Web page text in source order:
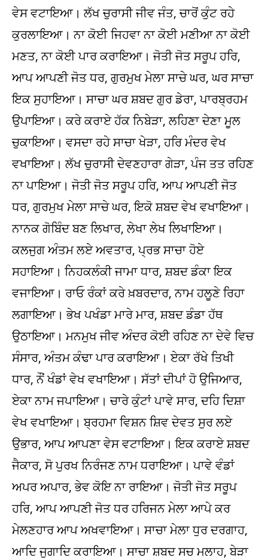
ਵੇਸ ਵਟਾਇਆ। ਲੱਖ ਚੁਰਾਸੀ ਜੀਵ ਜੰਤ, ਚਾਰੋਂ ਕੁੰਟ ਰਹੇ
ਕੁਰਲਾਇਆ। ਨਾ ਕੋਈ ਜਿਹਵਾ ਨਾ ਕੋਈ ਮਣੀਆ ਨਾ ਕੋਈ
ਮਣਤ, ਨਾ ਕੋਈ ਪਾਰ ਕਰਾਇਆ। ਜੋਤੀ ਜੋਤ ਸਰੂਪ ਹਰਿ,
ਆਪ ਆਪਣੀ ਜੋਤ ਧਰ, ਗੁਰਮੁਖ ਮੇਲਾ ਸਾਚੇ ਘਰ, ਘਰ ਸਾਚਾ
ਇਕ ਸੁਹਾਇਆ। ਸਾਚਾ ਘਰ ਸ਼ਬਦ ਗੁਰ ਡੇਰਾ, ਪਾਰਬ੍ਰਹਮ
ਉਪਾਇਆ। ਕਰੇ ਕਰਾਏ ਹੱਕ ਨਿਬੇੜਾ, ਲਹਿਣਾ ਦੇਣਾ ਮੂਲ
ਚੁਕਾਇਆ। ਵਸਦਾ ਰਹੇ ਸਾਚਾ ਖੇੜਾ, ਹਰਿ ਮੰਦਰ ਵੇਖ
ਵਖਾਇਆ। ਲੱਖ ਚੁਰਾਸੀ ਦੇਵਣਹਾਰਾ ਗੇੜਾ, ਪੰਜ ਤਤ ਰਹਿਣ
ਨਾ ਪਾਇਆ। ਜੋਤੀ ਜੋਤ ਸਰੂਪ ਹਰਿ, ਆਪ ਆਪਣੀ ਜੋਤ
ਧਰ, ਗੁਰਮੁਖ ਮੇਲਾ ਸਾਚੇ ਘਰ, ਇਕੋ ਸ਼ਬਦ ਵੇਖ ਵਖਾਇਆ।
ਨਾਨਕ ਗੋਬਿੰਦ ਬਣ ਲਿਖਾਰ, ਲੇਖਾ ਲੇਖ ਲਿਖਾਇਆ।
ਕਲਜੁਗ ਅੰਤਮ ਲਏ ਅਵਤਾਰ, ਪ੍ਰਭ ਸਾਚਾ ਹੋਏ
ਸਹਾਇਆ। ਨਿਹਕਲੰਕੀ ਜਾਮਾ ਧਾਰ, ਸ਼ਬਦ ਡੰਕਾ ਇਕ
ਵਜਾਇਆ। ਰਾਓ ਰੰਕਾਂ ਕਰੇ ਖ਼ਬਰਦਾਰ, ਨਾਮ ਹਲੂਣੇ ਰਿਹਾ
ਲਗਾਇਆ। ਭੇਖ ਪਖੰਡਾ ਮਾਰੇ ਮਾਰ, ਸ਼ਬਦ ਡੰਡਾ ਹੱਥ
ਉਠਾਇਆ। ਮਨਮੁਖ ਜੀਵ ਅੰਦਰ ਕੋਈ ਰਹਿਣ ਨਾ ਦੇਵੇ ਵਿਚ
ਸੰਸਾਰ, ਅੰਤਮ ਕੰਢਾ ਪਾਰ ਕਰਾਇਆ। ਏਕਾ ਰੱਖੇ ਤਿਖੀ
ਧਾਰ, ਨੌਂ ਖੰਡਾਂ ਵੇਖ ਵਖਾਇਆ। ਸੱਤਾਂ ਦੀਪਾਂ ਹੋ ਉਜਿਆਰ,
ਏਕਾ ਨਾਮ ਜਪਾਇਆ। ਚਾਰੇ ਕੁੰਟਾਂ ਪਾਵੇ ਸਾਰ, ਦਹਿ ਦਿਸ਼ਾ
ਵੇਖ ਵਖਾਇਆ। ਬ੍ਰਹਮਾ ਵਿਸ਼ਨ ਸ਼ਿਵ ਦੇਵਤ ਸੁਰ ਲਏ
ਉਭਾਰ, ਆਪ ਆਪਣਾ ਵੇਸ ਵਟਾਇਆ। ਇਕ ਕਰਾਏ ਸ਼ਬਦ
ਜੈਕਾਰ, ਸੋ ਪੁਰਖ ਨਿਰੰਜਣ ਨਾਮ ਧਰਾਇਆ। ਪਾਵੇ ਵੰਡਾਂ
ਅਪਰ ਅਪਾਰ, ਭੇਵ ਕੋਇ ਨਾ ਰਾਇਆ। ਜੋਤੀ ਜੋਤ ਸਰੂਪ
ਹਰਿ, ਆਪ ਆਪਣੀ ਜੋਤ ਧਰ ਹਰਿਜਨ ਮੇਲਾ ਆਪੇ ਕਰ
ਮੇਲਣਹਾਰ ਆਪ ਅਖਵਾਇਆ। ਸਾਚਾ ਮੇਲਾ ਧੁਰ ਦਰਗਾਹ,
ਆਦਿ ਜੁਗਾਦਿ ਕਰਾਇਆ। ਸਾਚਾ ਸ਼ਬਦ ਸਚ ਮਲਾਹ, ਬੇੜਾ